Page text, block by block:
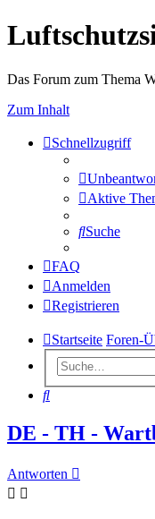
Das Forum zum Thema
Zum Inhalt
Schnellzugriff
Aktive
Suche
FAQ
Anmelden
Registrieren
Startseite Foren-
Suche
DE - TH -
Antworten